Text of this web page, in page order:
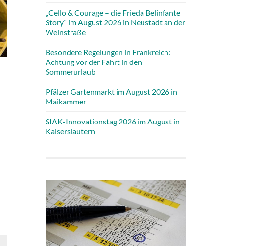
„Cello & Courage – die Frieda Belinfante
Story” im August 2026 in Neustadt an der
Weinstraße
Besondere Regelungen in Frankreich:
Achtung vor der Fahrt in den
Sommerurlaub
Pfälzer Gartenmarkt im August 2026 in
Maikammer
SIAK-Innovationstag 2026 im August in
Kaiserslautern